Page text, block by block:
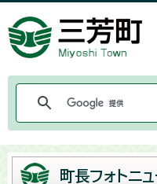
町長フォトニ